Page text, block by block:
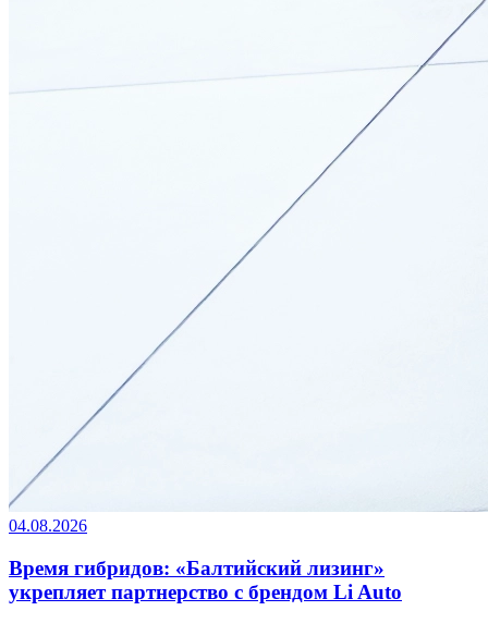
04.08.2026
Время гибридов: «Балтийский лизинг»
укрепляет партнерство с брендом Li Auto